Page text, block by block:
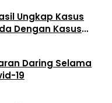
Ungkap Kasus
Dengan Kasus
Daring Selama
19